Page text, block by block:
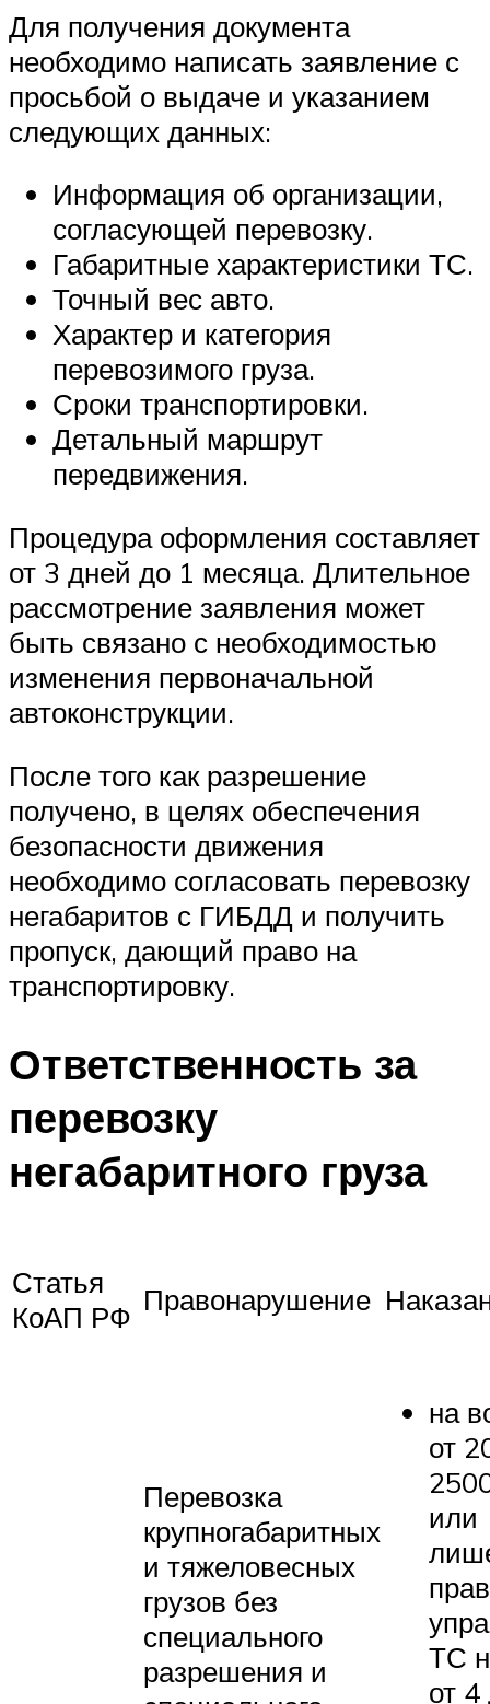
Для получения документа
необходимо написать заявление с
просьбой о выдаче и указанием
следующих данных:
Информация об организации,
согласующей перевозку.
Габаритные характеристики ТС.
Точный вес авто.
Характер и категория
перевозимого груза.
Сроки транспортировки.
Детальный маршрут
передвижения.
Процедура оформления составляет
от 3 дней до 1 месяца. Длительное
рассмотрение заявления может
быть связано с необходимостью
изменения первоначальной
автоконструкции.
После того как разрешение
получено, в целях обеспечения
безопасности движения
необходимо согласовать перевозку
негабаритов с ГИБДД и получить
пропуск, дающий право на
транспортировку.
Ответственность за
перевозку
негабаритного груза
Статья
КоАП РФ Правонарушение
Перевозка
крупногабаритных
и тяжеловесных
грузов без
специального
разрешения и
на
от
или
ТС
от